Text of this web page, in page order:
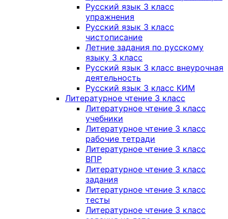
Русский язык 3 класс
упражнения
Русский язык 3 класс
чистописание
Летние задания по русскому
языку 3 класс
Русский язык 3 класс внеурочная
деятельность
Русский язык 3 класс КИМ
Литературное чтение 3 класс
Литературное чтение 3 класс
учебники
Литературное чтение 3 класс
рабочие тетради
Литературное чтение 3 класс
ВПР
Литературное чтение 3 класс
задания
Литературное чтение 3 класс
тесты
Литературное чтение 3 класс